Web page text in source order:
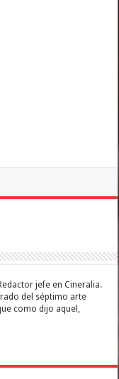
jefe en Cineralia.
del séptimo arte
como dijo aquel,